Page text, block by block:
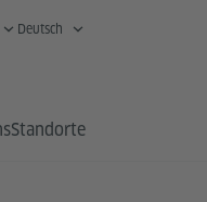
Deutsch
Standorte